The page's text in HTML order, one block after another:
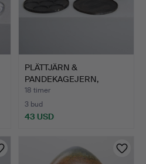
PLÄTTJÄRN &
PANDEKAGEJERN,
støbejern, bl.a…
18 timer
3 bud
43 USD